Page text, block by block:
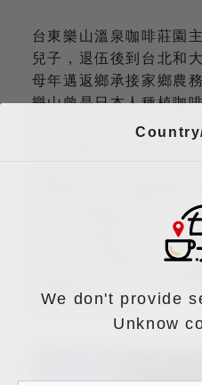
台東樂山溫泉咖啡莊園
兒子，退伍後到台北和
母年邁返鄉承接家鄉農
樂山曾是日本人種植咖
雲林古坑，下定決心種
30~33度讓菌長得特別
間，減少咖啡豆變異、
熱乾燥使得咖啡豆的焦
社區觀光事業。
We don't provide
Unknow